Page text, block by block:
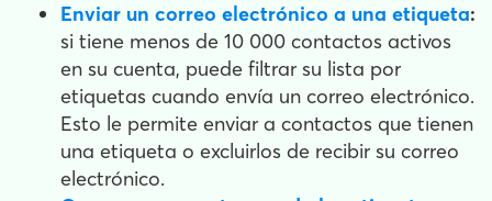
Enviar un correo electrónico a una etiqueta:
si tiene menos de 10 000 contactos activos
en su cuenta, puede filtrar su lista por
etiquetas cuando envía un correo electrónico.
Esto le permite enviar a contactos que tienen
una etiqueta o excluirlos de recibir su correo
electrónico.